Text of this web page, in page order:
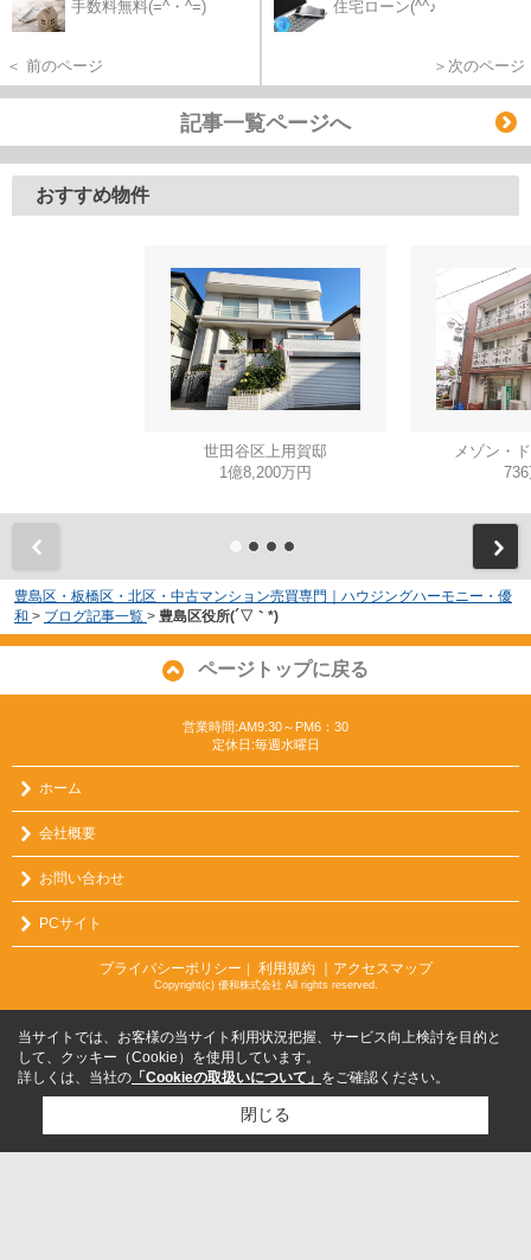
手数料無料(=^・^=)
＜ 前のページ
住宅ローン(^^♪
＞次のページ
記事一覧ページへ
おすすめ物件
世田谷区上用賀邸
1億8,200万円
メゾン・
豊島区・板橋区・北区・中古マンション売買専門｜ハウジングハーモニー・優
和 > ブログ記事一覧 > 豊島区役所(´▽｀*)
ページトップに戻る
営業時間:AM9:30～PM6：30
定休日:毎週水曜日
ホーム
会社概要
お問い合わせ
PCサイト
プライバシーポリシー 利用規約 ｜アクセスマップ
Copyright(c) 優和株式会社 All rights reserved.
当サイトでは、お客様の当サイト利用状況把握、サービス向上検討を目的と
して、クッキー（Cookie）を使用しています。
詳しくは、当社の 「Cookieの取扱いについて」 をご確認ください。
閉じる